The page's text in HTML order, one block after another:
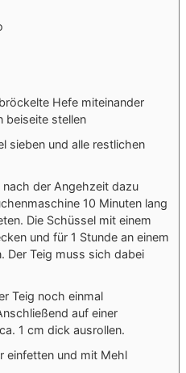
Hefe miteinander
beiseite stellen
sieben und alle restlichen
der Angehzeit dazu
10 Minuten lang
Die Schüssel mit einem
und für 1 Stunde an einem
Der Teig muss sich dabei
Teig noch einmal
auf einer
1 cm dick ausrollen.
einfetten und mit Mehl